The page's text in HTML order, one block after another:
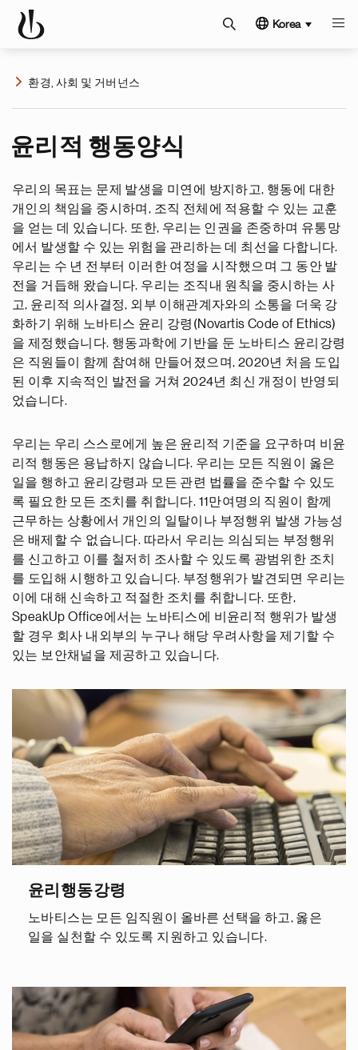
Korea
환경, 사회 및 거버넌스
윤리적 행동양식
우리의 목표는 문제 발생을 미연에 방지하고, 행동에 대한
개인의 책임을 중시하며, 조직 전체에 적용할 수 있는 교훈
을 얻는 데 있습니다. 또한, 우리는 인권을 존중하며 유통망
에서 발생할 수 있는 위험을 관리하는 데 최선을 다합니다.
우리는 수 년 전부터 이러한 여정을 시작했으며 그 동안 발
전을 거듭해 왔습니다. 우리는 조직내 원칙을 중시하는 사
고, 윤리적 의사결정, 외부 이해관계자와의 소통을 더욱 강
화하기 위해 노바티스 윤리 강령(Novartis Code of Ethics)
을 제정했습니다. 행동과학에 기반을 둔 노바티스 윤리강령
은 직원들이 함께 참여해 만들어졌으며, 2020년 처음 도입
된 이후 지속적인 발전을 거쳐 2024년 최신 개정이 반영되
었습니다.
우리는 우리 스스로에게 높은 윤리적 기준을 요구하며 비윤
리적 행동은 용납하지 않습니다. 우리는 모든 직원이 옳은
일을 행하고 윤리강령과 모든 관련 법률을 준수할 수 있도
록 필요한 모든 조치를 취합니다. 11만여명의 직원이 함께
근무하는 상황에서 개인의 일탈이나 부정행위 발생 가능성
은 배제할 수 없습니다. 따라서 우리는 의심되는 부정행위
를 신고하고 이를 철저히 조사할 수 있도록 광범위한 조치
를 도입해 시행하고 있습니다. 부정행위가 발견되면 우리는
이에 대해 신속하고 적절한 조치를 취합니다. 또한,
SpeakUp Office에서는 노바티스에 비윤리적 행위가 발생
할 경우 회사 내외부의 누구나 해당 우려사항을 제기할 수
있는 보안채널을 제공하고 있습니다.
윤리행동강령
노바티스는 모든 임직원이 올바른 선택을 하고, 옳은
일을 실천할 수 있도록 지원하고 있습니다.